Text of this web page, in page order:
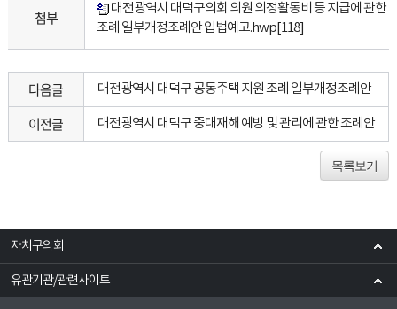
첨부
대전광역시 대덕구의회 의원 의정활동비 등 지급에 관한
조례 일부개정조례안 입법예고.hwp[118]
다음글 대전광역시 대덕구 공동주택 지원 조례 일부개정조례안
이전글 대전광역시 대덕구 중대재해 예방 및 관리에 관한 조례안
목록보기
자치구의회
유관기관/관련사이트